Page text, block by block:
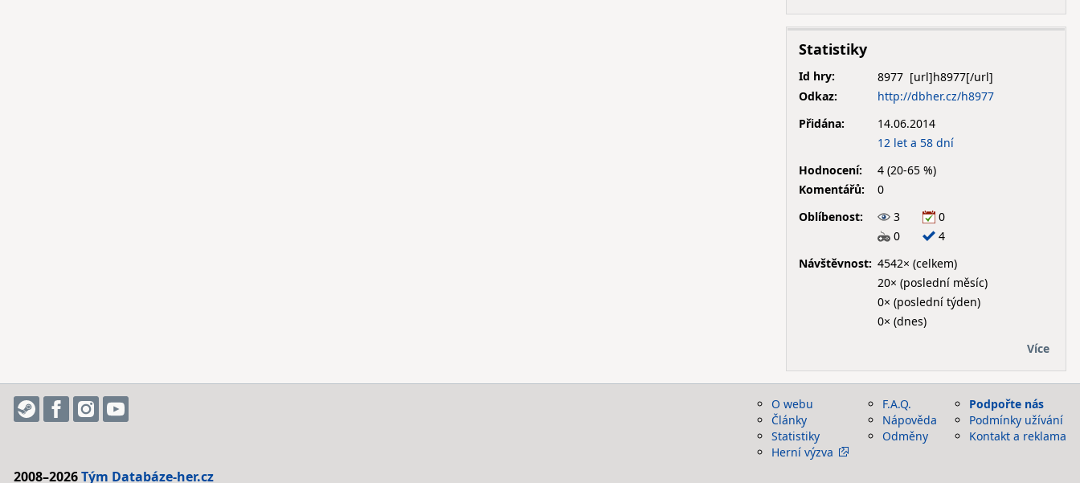
Statistiky
Id hry:
8977
Odkaz:
http://dbher.cz/h8977
Přidána:
14.06.2014
12 let a 58 dní
Hodnocení:
4 (20-65 %)
Komentářů:
0
Oblíbenost:
3
0
0
4
Návštěvnost: 4542× (celkem)
20× (poslední měsíc)
0× (poslední týden)
0× (dnes)
Více
O webu
Články
Statistiky
Herní výzva
F.A.Q.
Nápověda
Odměny
Podpořte nás
Podmínky užívání
Kontakt a reklama
2008–2026Tým Databáze-her.cz